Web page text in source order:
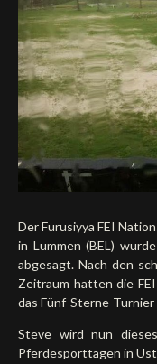
Deutsch
Der Furusiyya FEI
in Lummen (BEL)
abgesagt. Nach den
Zeitraum hatten die
das Fünf-Sterne-Turnier
Steve wird nun
Pferdesporttagen in